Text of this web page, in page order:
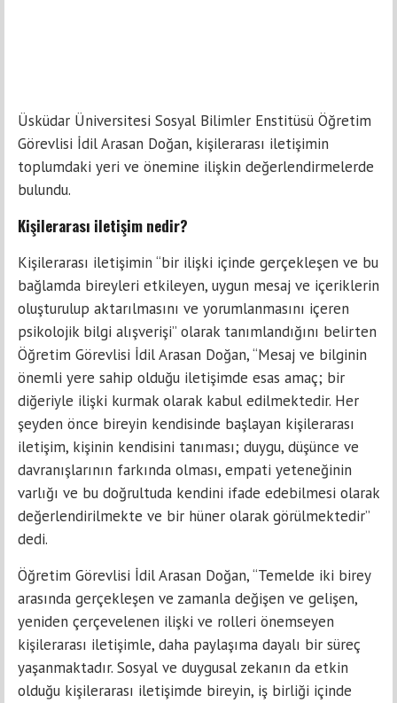
Üsküdar Üniversitesi Sosyal Bilimler Enstitüsü Öğretim
Görevlisi İdil Arasan Doğan, kişilerarası iletişimin
toplumdaki yeri ve önemine ilişkin değerlendirmelerde
bulundu.
Kişilerarası iletişim nedir?
Kişilerarası iletişimin “bir ilişki içinde gerçekleşen ve bu
bağlamda bireyleri etkileyen, uygun mesaj ve içeriklerin
oluşturulup aktarılmasını ve yorumlanmasını içeren
psikolojik bilgi alışverişi” olarak tanımlandığını belirten
Öğretim Görevlisi İdil Arasan Doğan, “Mesaj ve bilginin
önemli yere sahip olduğu iletişimde esas amaç; bir
diğeriyle ilişki kurmak olarak kabul edilmektedir. Her
şeyden önce bireyin kendisinde başlayan kişilerarası
iletişim, kişinin kendisini tanıması; duygu, düşünce ve
davranışlarının farkında olması, empati yeteneğinin
varlığı ve bu doğrultuda kendini ifade edebilmesi olarak
değerlendirilmekte ve bir hüner olarak görülmektedir”
dedi.
Öğretim Görevlisi İdil Arasan Doğan, “Temelde iki birey
arasında gerçekleşen ve zamanla değişen ve gelişen,
yeniden çerçevelenen ilişki ve rolleri önemseyen
kişilerarası iletişimle, daha paylaşıma dayalı bir süreç
yaşanmaktadır. Sosyal ve duygusal zekanın da etkin
olduğu kişilerarası iletişimde bireyin, iş birliği içinde